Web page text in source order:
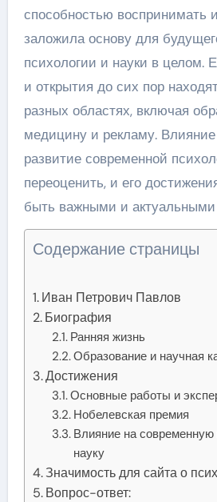
способностью воспринимать
заложила основу для
психологии и науки в целом.
и открытия до сих пор
разных областях, включая
медицину и рекламу.
развитие современной
переоценить, и его
быть важными и актуальными
Содержание страницы
Иван Петрович Павлов
Биография
Ранняя жизнь
Образование и научная
Достижения
Основные работы и
Нобелевская премия
Влияние на современную
науку
Значимость для сайта о
Вопрос-ответ: